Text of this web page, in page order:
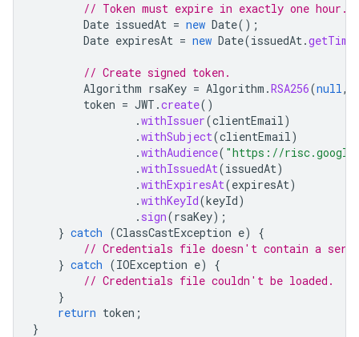
// Token must expire in exactly one hour.
Date issuedAt = new Date();
Date expiresAt = new Date(issuedAt.getTime
// Create signed token.
Algorithm rsaKey = Algorithm .RSA256(null,
token = JWT .create()
.withIssuer(clientEmail)
.withSubject(clientEmail)
.withAudience( "https://
.withIssuedAt(issuedAt)
.withExpiresAt(expiresAt)
.withKeyId(keyId)
. sign(rsaKey);
} catch (ClassCastException e)
{
// Credentials file doesn't contain a
} catch (IOException e)
{
// Credentials file couldn't be loaded.
}
return token ;
}